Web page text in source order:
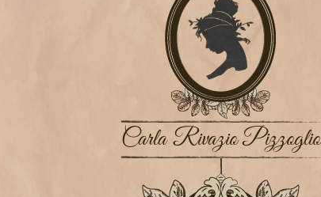
Carla Rivazio Pizzoglio